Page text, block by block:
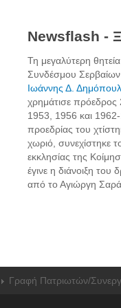
Newsflash -
Τη μεγαλύτερη
Συνδέσμου Σερβαίων
Ιωάννης Δ.
χρημάτισε πρόεδρος
1953, 1956 και
προεδρίας του
χωριό, συνεχίστηκε
εκκλησίας της
έγινε η διάνοιξη του
από το Αγιώργη Σαρά
Γραφή Πατριωτών/